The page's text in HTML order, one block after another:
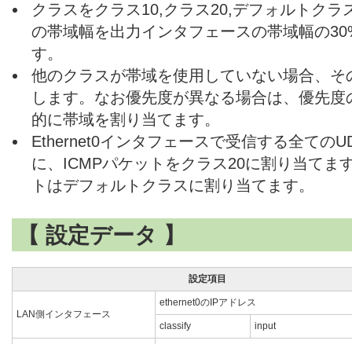
クラスをクラス10,クラス20,デフォルトクラ
の帯域幅を出力インタフェースの帯域幅の
す。
他のクラスが帯域を使用していない場合、
します。なお優先度が異なる場合は、優先
的に帯域を割り当てます。
Ethernet0インタフェースで受信する全ての
に、ICMPパケットをクラス20に割り当てま
トはデフォルトクラスに割り当てます。
【 設定データ 】
設定項目
LAN側インタフェース
ethernet0のIPアドレス
classify input